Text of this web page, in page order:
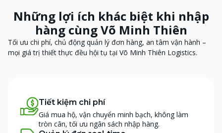
Những lợi ích khác biệt khi nhập
hàng cùng Võ Minh Thiên
Tối ưu chi phí, chủ động quản lý đơn hàng, an tâm vận hành –
mọi giá trị thiết thực đều hội tụ tại Võ Minh Thiên Logistics.
Tiết kiệm chi phí
Giá mua hộ, vận chuyển minh bạch, không làm
tròn cân, tối ưu ngân sách nhập hàng.